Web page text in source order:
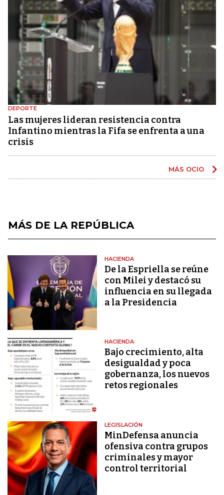
DEPORTE
Las mujeres lideran resistencia contra
Infantino mientras la Fifa se enfrenta a una
crisis
MÁS OCIO
MÁS DE LA REPÚBLICA
HACIENDA
De la Espriella se reúne
con Milei y destacó su
influencia en su llegada
a la Presidencia
HACIENDA
Bajo crecimiento, alta
desigualdad y poca
gobernanza, los nuevos
retos regionales
LEGISLACIÓN
MinDefensa anuncia
ofensiva contra grupos
criminales y mayor
control territorial